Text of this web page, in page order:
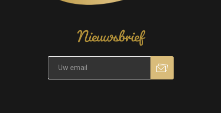
Nieuwsbrief